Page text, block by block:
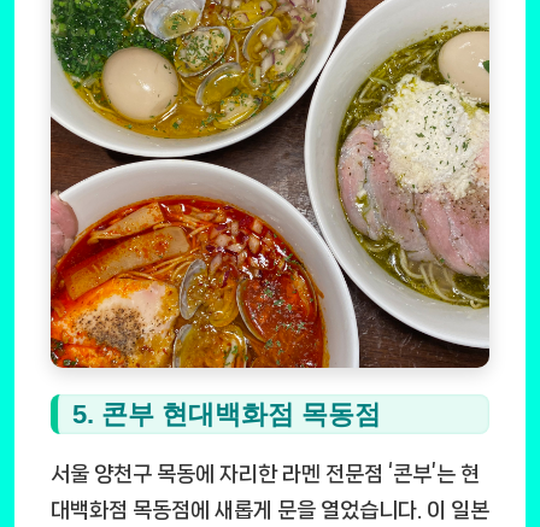
5. 콘부 현대백화점 목동점
서울 양천구 목동에 자리한 라멘 전문점 ‘콘부’는 현
대백화점 목동점에 새롭게 문을 열었습니다. 이 일본